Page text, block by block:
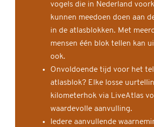
vogels die in Nederland
kunnen meedoen doen aan
in de atlasblokken. Met
mensen één blok tellen kan
ook.
Onvoldoende tijd voor het
atlasblok? Elke losse
kilometerhok via LiveAtlas
waardevolle aanvulling.
Iedere aanvullende